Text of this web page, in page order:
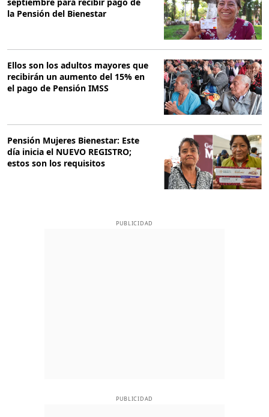
la Pensión del Bienestar
Ellos son los adultos mayores que
recibirán un aumento del 15% en
el pago de Pensión IMSS
Pensión Mujeres Bienestar: Este
día inicia el NUEVO REGISTRO;
estos son los requisitos
PUBLICIDAD
PUBLICIDAD